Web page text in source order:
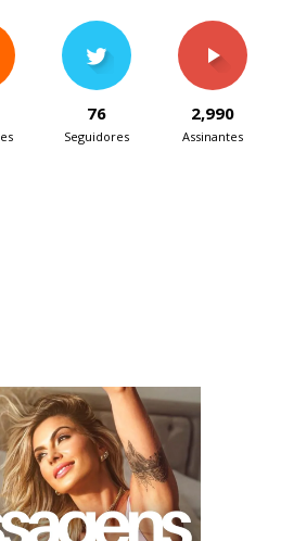
76
Seguidores
2,990
Assinantes